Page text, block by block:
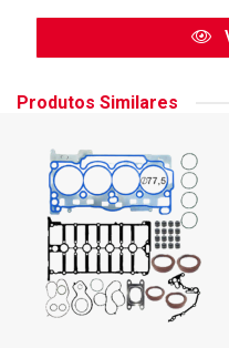
Produtos Similares